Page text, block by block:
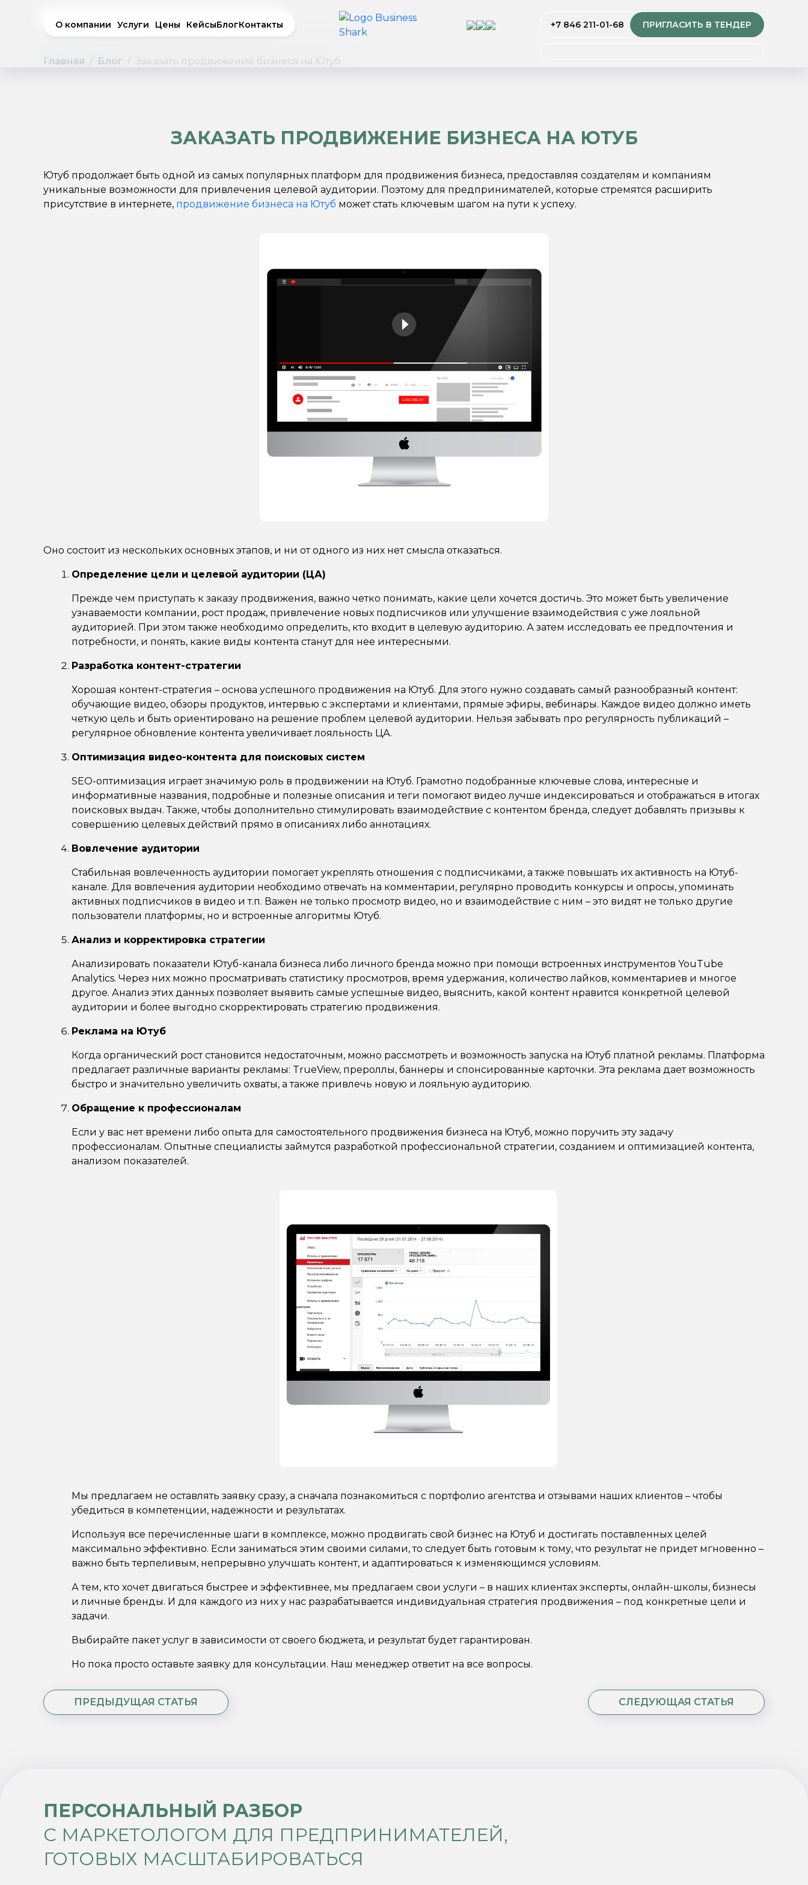
О компании Услуги Цены КейсыБлогКонтакты +7 846 211-01-68 ПРИГЛАСИТЬ В ТЕНДЕР
Главная Блог Заказать продвижение бизнеса на Ютуб
ЗАКАЗАТЬ ПРОДВИЖЕНИЕ БИЗНЕСА НА ЮТУБ
Ютуб продолжает быть одной из самых популярных платформ для продвижения бизнеса, предоставляя создателям и компаниям
уникальные возможности для привлечения целевой аудитории. Поэтому для предпринимателей, которые стремятся расширить
присутствие в интернете, продвижение бизнеса на Ютуб может стать ключевым шагом на пути к успеху.
Оно состоит из нескольких основных этапов, и ни от одного из них нет смысла отказаться.
Определение цели и целевой аудитории (ЦА)
Прежде чем приступать к заказу продвижения, важно четко понимать, какие цели хочется достичь. Это может быть увеличение
узнаваемости компании, рост продаж, привлечение новых подписчиков или улучшение взаимодействия с уже лояльной
аудиторией. При этом также необходимо определить, кто входит в целевую аудиторию. А затем исследовать ее предпочтения и
потребности, и понять, какие виды контента станут для нее интересными.
Разработка контент-стратегии
Хорошая контент-стратегия – основа успешного продвижения на Ютуб. Для этого нужно создавать самый разнообразный контент:
обучающие видео, обзоры продуктов, интервью с экспертами и клиентами, прямые эфиры, вебинары. Каждое видео должно иметь
четкую цель и быть ориентировано на решение проблем целевой аудитории. Нельзя забывать про регулярность публикаций –
регулярное обновление контента увеличивает лояльность ЦА.
Оптимизация видео-контента для поисковых систем
SEO-оптимизация играет значимую роль в продвижении на Ютуб. Грамотно подобранные ключевые слова, интересные и
информативные названия, подробные и полезные описания и теги помогают видео лучше индексироваться и отображаться в итогах
поисковых выдач. Также, чтобы дополнительно стимулировать взаимодействие с контентом бренда, следует добавлять призывы к
совершению целевых действий прямо в описаниях либо аннотациях.
Вовлечение аудитории
Стабильная вовлеченность аудитории помогает укреплять отношения с подписчиками, а также повышать их активность на Ютуб-
канале. Для вовлечения аудитории необходимо отвечать на комментарии, регулярно проводить конкурсы и опросы, упоминать
активных подписчиков в видео и т.п. Важен не только просмотр видео, но и взаимодействие с ним – это видят не только другие
пользователи платформы, но и встроенные алгоритмы Ютуб.
Анализ и корректировка стратегии
Анализировать показатели Ютуб-канала бизнеса либо личного бренда можно при помощи встроенных инструментов YouTube
Analytics. Через них можно просматривать статистику просмотров, время удержания, количество лайков, комментариев и многое
другое. Анализ этих данных позволяет выявить самые успешные видео, выяснить, какой контент нравится конкретной целевой
аудитории и более выгодно скорректировать стратегию продвижения.
Реклама на Ютуб
Когда органический рост становится недостаточным, можно рассмотреть и возможность запуска на Ютуб платной рекламы. Платформа
предлагает различные варианты рекламы: TrueView, прероллы, баннеры и спонсированные карточки. Эта реклама дает возможность
быстро и значительно увеличить охваты, а также привлечь новую и лояльную аудиторию.
Обращение к профессионалам
Если у вас нет времени либо опыта для самостоятельного продвижения бизнеса на Ютуб, можно поручить эту задачу
профессионалам. Опытные специалисты займутся разработкой профессиональной стратегии, созданием и оптимизацией контента,
анализом показателей.
Мы предлагаем не оставлять заявку сразу, а сначала познакомиться с портфолио агентства и отзывами наших клиентов – чтобы
убедиться в компетенции, надежности и результатах.
Используя все перечисленные шаги в комплексе, можно продвигать свой бизнес на Ютуб и достигать поставленных целей
максимально эффективно. Если заниматься этим своими силами, то следует быть готовым к тому, что результат не придет мгновенно –
важно быть терпеливым, непрерывно улучшать контент, и адаптироваться к изменяющимся условиям.
А тем, кто хочет двигаться быстрее и эффективнее, мы предлагаем свои услуги – в наших клиентах эксперты, онлайн-школы, бизнесы
и личные бренды. И для каждого из них у нас разрабатывается индивидуальная стратегия продвижения – под конкретные цели и
задачи.
Выбирайте пакет услуг в зависимости от своего бюджета, и результат будет гарантирован.
Но пока просто оставьте заявку для консультации. Наш менеджер ответит на все вопросы.
ПРЕДЫДУЩАЯ СТАТЬЯ СЛЕДУЮЩАЯ СТАТЬЯ
ПЕРСОНАЛЬНЫЙ РАЗБОР
С МАРКЕТОЛОГОМ ДЛЯ ПРЕДПРИНИМАТЕЛЕЙ,
ГОТОВЫХ МАСШТАБИРОВАТЬСЯ